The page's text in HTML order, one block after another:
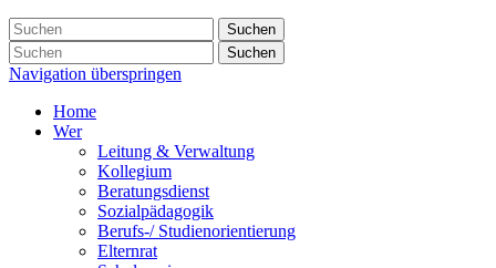
Suchen
Suchen
Navigation überspringen
Home
Wer
Leitung & Verwaltung
Kollegium
Beratungsdienst
Sozialpädagogik
Berufs-/ Studienorientierung
Elternrat